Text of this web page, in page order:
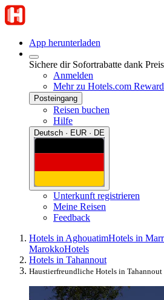
App herunterladen
Sichere dir Sofortrabatte dank
Anmelden
Mehr zu Hotels.com
Posteingang
Reisen buchen
Hilfe
Deutsch · EUR · DE
Unterkunft registrieren
Meine Reisen
Feedback
Hotels in AghouatimHotels in
MarokkoHotels
Hotels in Tahannout
Haustierfreundliche Hotels in Tahannout